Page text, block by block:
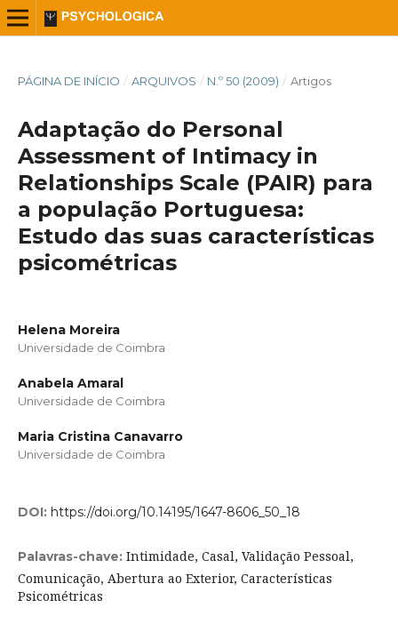
PÁGINA DE INÍCIO / ARQUIVOS / N.º 50 (2009) / Artigos
Adaptação do Personal
Assessment of Intimacy in
Relationships Scale (PAIR) para
a população Portuguesa:
Estudo das suas características
psicométricas
Helena Moreira
Universidade de Coimbra
Anabela Amaral
Universidade de Coimbra
Maria Cristina Canavarro
Universidade de Coimbra
DOI: https://doi.org/10.14195/1647-8606_50_18
Palavras-chave: Intimidade, Casal, Validação Pessoal,
Comunicação, Abertura ao Exterior, Características
Psicométricas